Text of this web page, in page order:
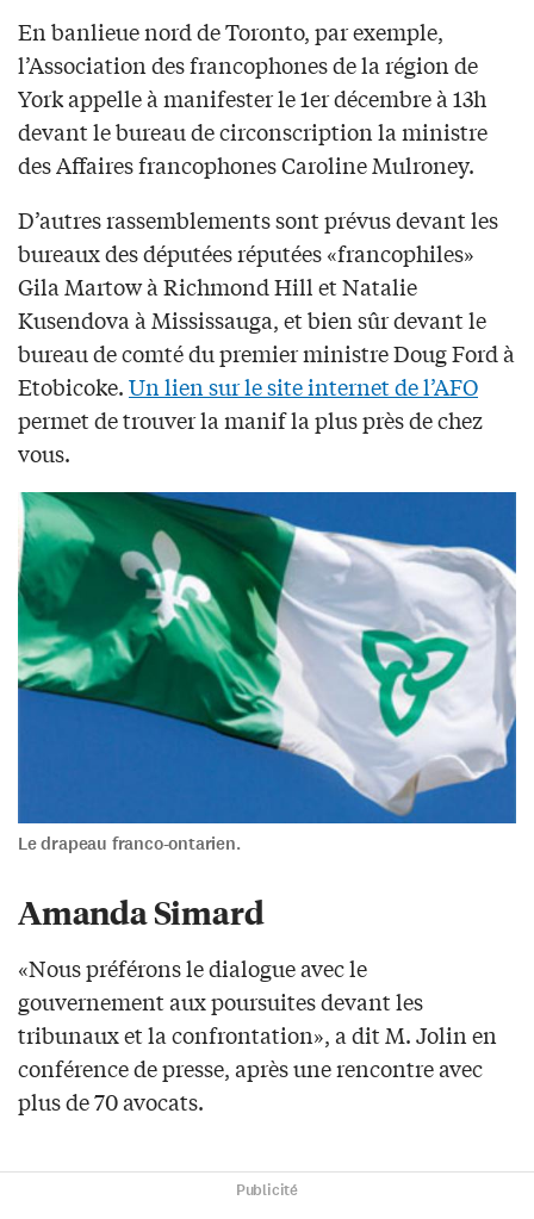
En banlieue nord de Toronto, par exemple,
l’Association des francophones de la région de
York appelle à manifester le 1er décembre à 13h
devant le bureau de circonscription la ministre
des Affaires francophones Caroline Mulroney.
D’autres rassemblements sont prévus devant les
bureaux des députées réputées «francophiles»
Gila Martow à Richmond Hill et Natalie
Kusendova à Mississauga, et bien sûr devant le
bureau de comté du premier ministre Doug Ford à
Etobicoke.Un lien sur le site internet de l’AFO
permet de trouver la manif la plus près de chez
vous.
Le drapeau franco-ontarien.
Amanda Simard
«Nous préférons le dialogue avec le
gouvernement aux poursuites devant les
tribunaux et la confrontation», a dit M. Jolin en
conférence de presse, après une rencontre avec
plus de 70 avocats.
Publicité